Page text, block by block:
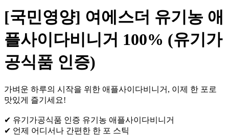
[국민영양] 여에스더 유기농 애
플사이다비니거 100% (유기가
공식품 인증)
가벼운 하루의 시작을 위한 애플사이다비니거, 이제 한 포로
맛있게 즐기세요!
✔ 유기가공식품 인증 유기농 애플사이다비니거
✔ 언제 어디서나 간편한 한 포 스틱